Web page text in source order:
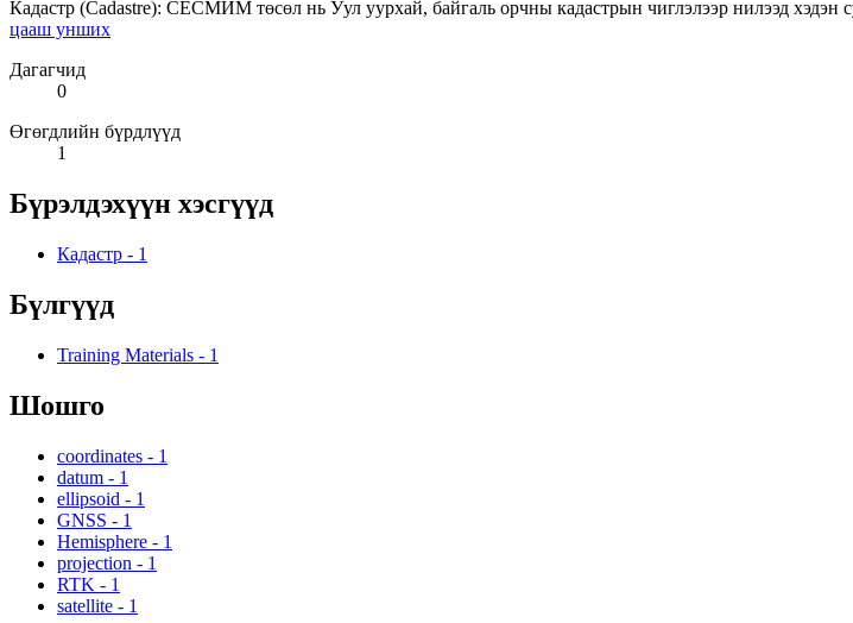
Кадастр (Cadastre): СЕСМИМ төсөл нь Уул уурхай, байгаль орчны кадастрын чиглэлээр нилээд
цааш унших
Дагагчид
0
Өгөгдлийн бүрдлүүд
1
Бүрэлдэхүүн хэсгүүд
Кадастр - 1
Бүлгүүд
Training Materials - 1
Шошго
coordinates - 1
datum - 1
ellipsoid - 1
GNSS - 1
Hemisphere - 1
projection - 1
RTK - 1
satellite - 1